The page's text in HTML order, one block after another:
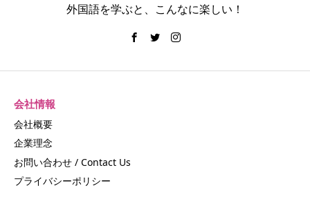
外国語を学ぶと、こんなに楽しい！
会社情報
会社概要
企業理念
お問い合わせ / Contact Us
プライバシーポリシー